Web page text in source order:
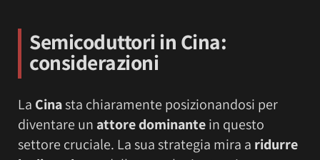
Semicoduttori in Cina:
considerazioni
La Cinasta chiaramente posizionandosi per
diventare un attore dominantein questo
settore cruciale. La sua strategia mira a ridurre